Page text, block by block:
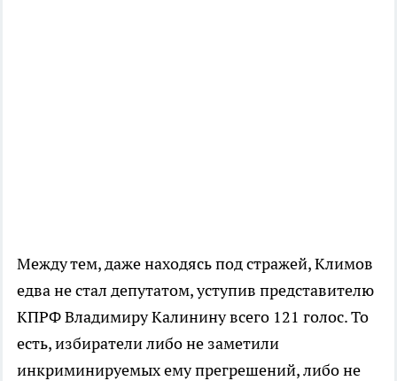
Между тем, даже находясь под стражей, Климов
едва не стал депутатом, уступив представителю
КПРФ Владимиру Калинину всего 121 голос. То
есть, избиратели либо не заметили
инкриминируемых ему прегрешений, либо не